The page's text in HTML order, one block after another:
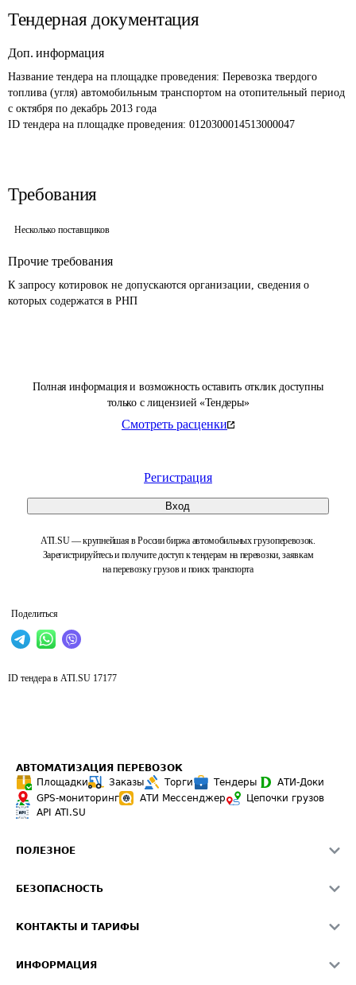
Полная информация и возможность оставить отклик доступны
только с лицензией «Тендеры»
Смотреть расценки
Регистрация
Вход
ATI.SU — крупнейшая в России биржа автомобильных грузоперевозок.
Зарегистрируйтесь и получите доступ к тендерам на перевозки, заявкам
на перевозку грузов и поиск транспорта
Поделиться
Тендерная документация
Доп. информация
Название тендера на площадке проведения: Перевозка твердого
топлива (угля) автомобильным транспортом на отопительный период
с октября по декабрь 2013 года
ID тендера на площадке проведения: 0120300014513000047
Требования
Несколько поставщиков
Прочие требования
К запросу котировок не допускаются организации, сведения о
которых содержатся в РНП
ID тендера в ATI.SU 17177
АВТОМАТИЗАЦИЯ ПЕРЕВОЗОК
Площадки
Заказы Торги Тендеры
АТИ-Доки
GPS-мониторинг
АТИ Мессенджер
Цепочки грузов
API ATI.SU
ПОЛЕЗНОЕ
Звезды ATI.SU на вашем сайте
Средние ставки
БЕЗОПАСНОСТЬ
Светофор+
КОНТАКТЫ И ТАРИФЫ
ИНФОРМАЦИЯ